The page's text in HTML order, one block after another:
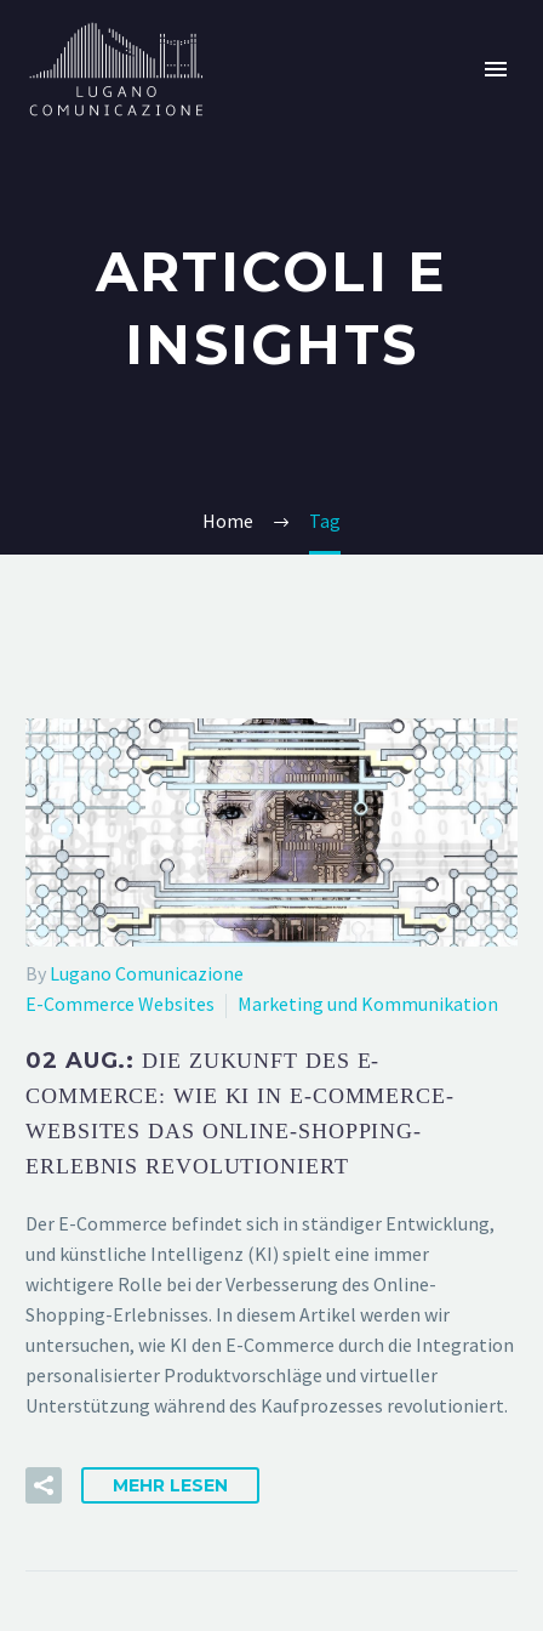
ARTICOLI E
INSIGHTS
Home Tag
By Lugano Comunicazione
E-Commerce Websites
Marketing und Kommunikation
02 AUG.:DIE ZUKUNFT DES E-
COMMERCE: WIE KI IN E-COMMERCE-
WEBSITES DAS ONLINE-SHOPPING-
ERLEBNIS REVOLUTIONIERT
Der E-Commerce befindet sich in ständiger Entwicklung,
und künstliche Intelligenz (KI) spielt eine immer
wichtigere Rolle bei der Verbesserung des Online-
Shopping-Erlebnisses. In diesem Artikel werden wir
untersuchen, wie KI den E-Commerce durch die Integration
personalisierter Produktvorschläge und virtueller
Unterstützung während des Kaufprozesses revolutioniert.
MEHR LESEN